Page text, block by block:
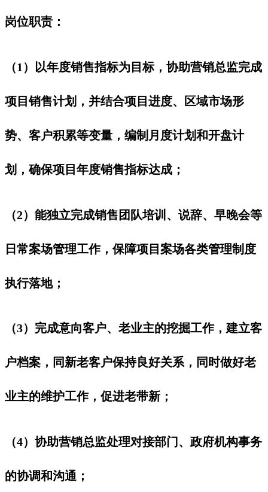
岗位职责：
（1）以年度销售指标为目标，协助营销总监完成
项目销售计划，并结合项目进度、区域市场形
势、客户积累等变量，编制月度计划和开盘计
划，确保项目年度销售指标达成；
（2）能独立完成销售团队培训、说辞、早晚会等
日常案场管理工作，保障项目案场各类管理制度
执行落地；
（3）完成意向客户、老业主的挖掘工作，建立客
户档案，同新老客户保持良好关系，同时做好老
业主的维护工作，促进老带新；
（4）协助营销总监处理对接部门、政府机构事务
的协调和沟通；